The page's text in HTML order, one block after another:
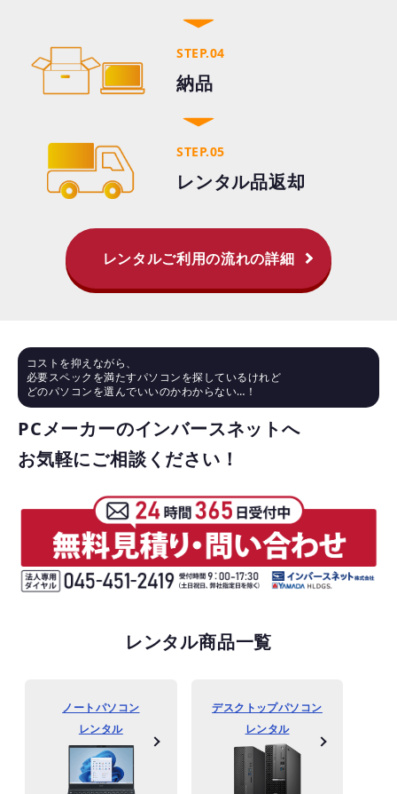
STEP.04
納品
STEP.05
レンタル品返却
レンタルご利用の流れの詳細
コストを抑えながら、
必要スペックを満たすパソコンを探しているけれど
どのパソコンを選んでいいのかわからない…！
PCメーカーのインバースネットへ
お気軽にご相談ください！
レンタル商品一覧
ノートパソコン
レンタル
デスクトップパソコン
レンタル